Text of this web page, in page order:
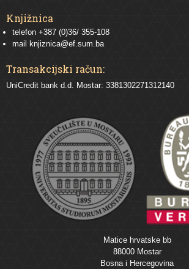
Knjižnica
telefon +387 (0)36/ 355-108
mail
knjiznica@ef.sum.ba
Transakcijski račun:
UniCredit bank d.d. Mostar: 3381302271312140
Matice hrvatske bb
88000 Mostar
Bosna i Hercegovina